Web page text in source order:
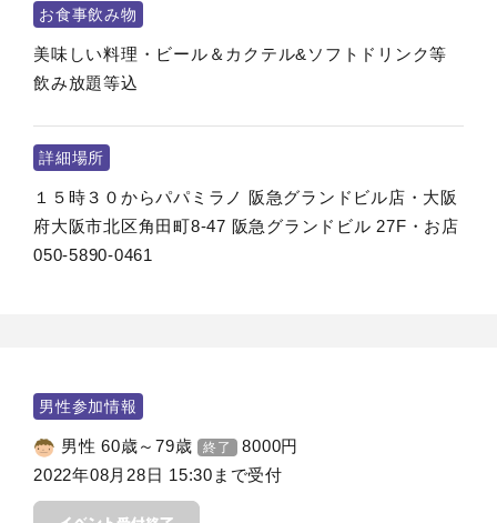
お食事飲み物
美味しい料理・ビール＆カクテル&ソフトドリンク等
飲み放題等込
詳細場所
１５時３０からパパミラノ 阪急グランドビル店・大阪
府大阪市北区角田町8-47 阪急グランドビル 27F・お店
050-5890-0461
男性参加情報
男性 60歳～79歳 終了 8000円
2022年08月28日 15:30まで受付